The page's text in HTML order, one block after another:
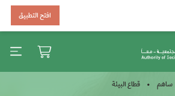
افتح التطبيق
ساهم قطاع البيئة